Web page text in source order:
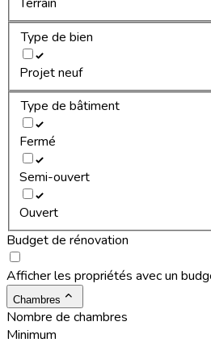
Type de bien
Projet neuf
Type de bâtiment
Fermé
Semi-ouvert
Ouvert
Budget de rénovation
Afficher les propriétés avec un
Chambres
Nombre de chambres
Minimum